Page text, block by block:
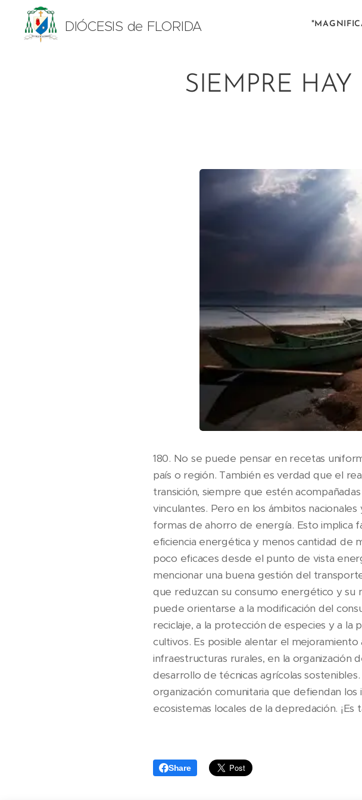
DIÓCESIS de FLORIDA
SIEMPRE
180. No se puede pensar en recetas
país o región. También es verdad que el
transición, siempre que estén
vinculantes. Pero en los ámbitos
formas de ahorro de energía. Esto implica
eficiencia energética y menos cantidad de
poco eficaces desde el punto de vista
mencionar una buena gestión del
que reduzcan su consumo energético y su
puede orientarse a la modificación del
reciclaje, a la protección de especies y a la
cultivos. Es posible alentar el
infraestructuras rurales, en la organización
desarrollo de técnicas agrícolas
organización comunitaria que defiendan
ecosistemas locales de la depredación.
Share